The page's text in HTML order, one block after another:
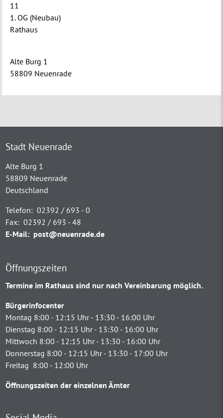
11
1. OG (Neubau)
Rathaus
Alte Burg 1
58809 Neuenrade
Stadt Neuenrade
Alte Burg 1
58809 Neuenrade
Deutschland
Telefon: 02392 / 693 - 0
Fax: 02392 / 693 - 48
E-Mail: post@neuenrade.de
Öffnungszeiten
Termine im Rathaus sind nur nach Vereinbarung möglich.
Bürgerinfocenter
Montag 8:00 - 12:15 Uhr - 13:30 - 16:00 Uhr
Dienstag 8:00 - 12:15 Uhr - 13:30 - 16:00 Uhr
Mittwoch 8:00 - 12:15 Uhr - 13:30 - 16:00 Uhr
Donnerstag 8:00 - 12:15 Uhr - 13:30 - 17:00 Uhr
Freitag 8:00 - 12:00 Uhr
Öffnungszeiten der einzelnen Ämter